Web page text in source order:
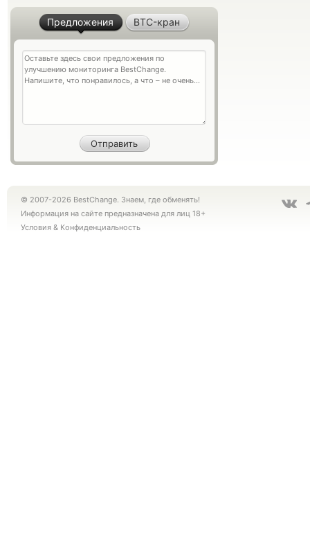
Предложения BTC-кран
© 2007-2026 BestChange. Знаем, где обменять!
Информация на сайте предназначена для лиц 18+
Условия & Конфиденциальность